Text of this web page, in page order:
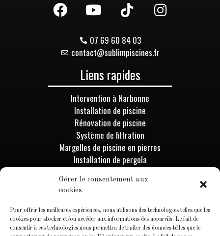
Gérer le consentement aux
cookies
Pour offrir les meilleures expériences, nous utilisons des technologies telles que les
cookies pour stocker et/ou accéder aux informations des appareils. Le fait de
consentir à ces technologies nous permettra de traiter des données telles que le
07 69 60 84 03
contact@sublimpiscines.fr
Liens rapides
Intervention à Narbonne
Installation de piscine
Rénovation de piscine
Système de filtration
Margelles de piscine en pierres
Installation de pergola
Mur de pierre
Rénovation de salle de bains
Informations